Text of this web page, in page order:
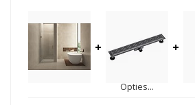
+
Opties...
+